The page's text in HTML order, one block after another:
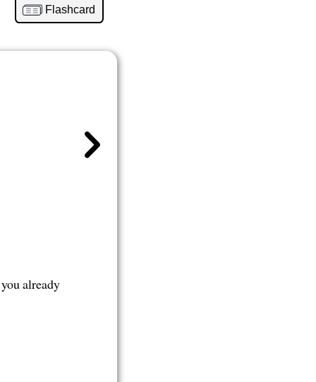
Flashcard
already